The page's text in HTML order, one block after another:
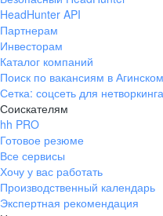
HeadHunter API
Партнерам
Инвесторам
Каталог компаний
Поиск по вакансиям в Агинском
Сетка: соцсеть для нетворкинга
Соискателям
hh PRO
Готовое резюме
Все сервисы
Хочу у вас работать
Производственный календарь
Экспертная рекомендация